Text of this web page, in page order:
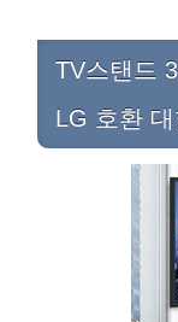
TV스탠드
LG 호환